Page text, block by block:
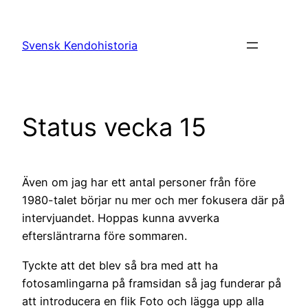
innehåll
Svensk Kendohistoria
Status vecka 15
Även om jag har ett antal personer från före
1980-talet börjar nu mer och mer fokusera där på
intervjuandet. Hoppas kunna avverka
eftersläntrarna före sommaren.
Tyckte att det blev så bra med att ha
fotosamlingarna på framsidan så jag funderar på
att introducera en flik Foto och lägga upp alla